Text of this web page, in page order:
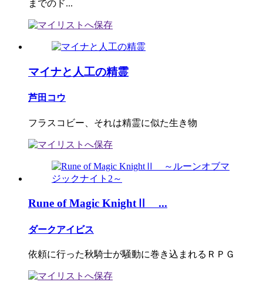
までのド...
マイナと人工の精霊
芦田コウ
フラスコビー、それは精霊に似た生き物
Rune of Magic KnightⅡ ...
ダークアイビス
依頼に行った秋騎士が騒動に巻き込まれるＲＰＧ